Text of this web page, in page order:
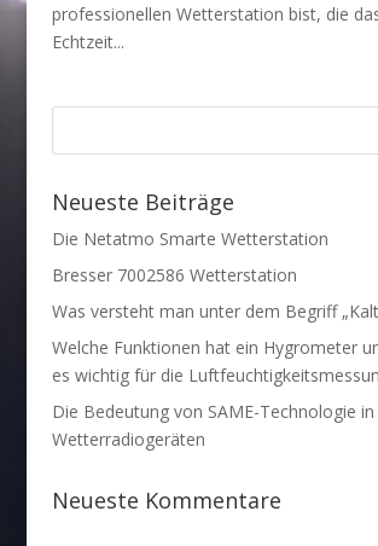
professionellen Wetterstation bist, die
Echtzeit...
Neueste Beiträge
Die Netatmo Smarte Wetterstation
Bresser 7002586 Wetterstation
Was versteht man unter dem Begriff
Welche Funktionen hat ein Hygrometer
es wichtig für die
Die Bedeutung von SAME-Technologie in
Wetterradiogeräten
Neueste Kommentare